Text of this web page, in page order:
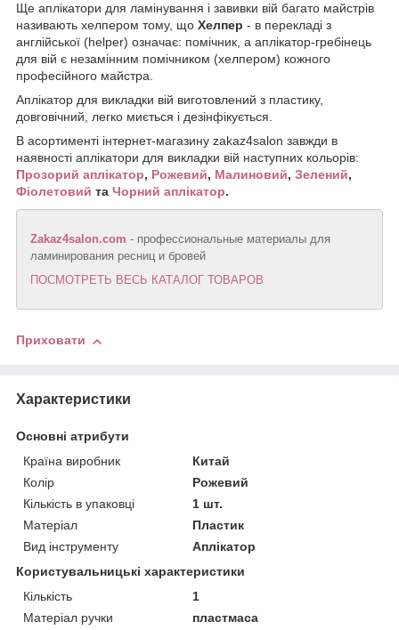
Ще аплікатори для ламінування і завивки вій багато майстрів
називають хелпером тому, що Хелпер - в перекладі з
англійської (helper) означає: помічник, а аплікатор-гребінець
для вій є незамінним помічником (хелпером) кожного
професійного майстра.
Аплікатор для викладки вій виготовлений з пластику,
довговічний, легко миється і дезінфікується.
В асортименті інтернет-магазину zakaz4salon завжди в
наявності аплікатори для викладки вій наступних кольорів:
Прозорий аплікатор, Рожевий, Малиновий, Зелений,
Фіолетовий та Чорний аплікатор.
Zakaz4salon.com - профессиональные материалы для
ламинирования ресниц и бровей
ПОСМОТРЕТЬ ВЕСЬ КАТАЛОГ ТОВАРОВ
Приховати
Характеристики
Основні атрибути
Країна виробник
Китай
Колір
Рожевий
Кількість в упаковці
1 шт.
Матеріал
Пластик
Вид інструменту
Аплікатор
Користувальницькі характеристики
Кількість
1
Матеріал ручки
пластмаса